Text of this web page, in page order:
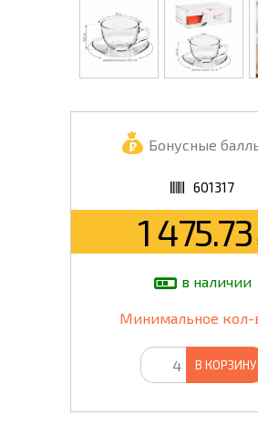
Бонусные
601317
1 475.73
в наличии
Минимальное кол-
В КОРЗИНУ